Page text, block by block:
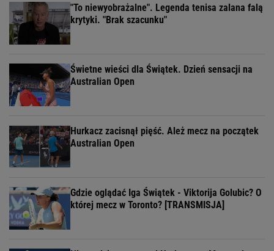
"To niewyobrażalne". Legenda tenisa zalana falą
krytyki. "Brak szacunku"
Świetne wieści dla Świątek. Dzień sensacji na
Australian Open
Hurkacz zacisnął pięść. Ależ mecz na początek
Australian Open
Gdzie oglądać Iga Świątek - Viktorija Golubic? O
której mecz w Toronto? [TRANSMISJA]